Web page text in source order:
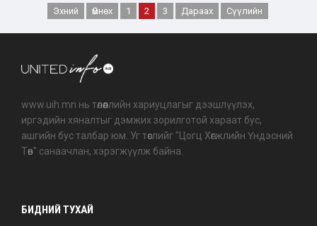
Эхний
Өмнөх 1 2 3 Дараах Сүүлийн
www.uih.mn нь төлөөллийн хариуцлагыг дээшлүүлэх,
иргэдийн хяналтыг дэмжих зорилготой хараат бус,
ашгийн бус талбар юм. Уг төслийг "Цогц Хөгжлийн Үндэсний
Төв" санаачлан, хэрэгжүүлж байна.
БИДНИЙ ТУХАЙ